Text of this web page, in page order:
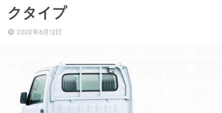
クタイプ
2020年6月12日